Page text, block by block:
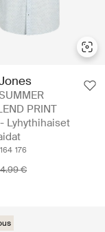
PRINT
Lyhythihaiset
164 176
€